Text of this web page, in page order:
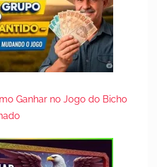
Ganhar no Jogo do Bicho